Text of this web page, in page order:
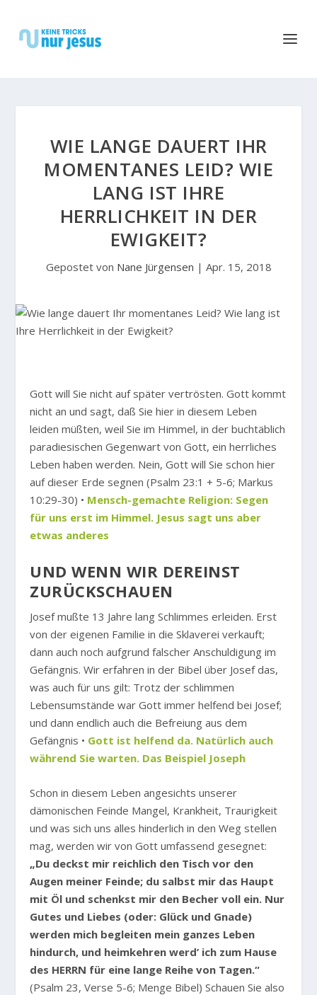
WIE LANGE DAUERT IHR
MOMENTANES LEID? WIE
LANG IST IHRE
HERRLICHKEIT IN DER
EWIGKEIT?
Gepostet von Nane Jürgensen | Apr. 15, 2018
Gott will Sie nicht auf später vertrösten. Gott kommt
nicht an und sagt, daß Sie hier in diesem Leben
leiden müßten, weil Sie im Himmel, in der buchtäblich
paradiesischen Gegenwart von Gott, ein herrliches
Leben haben werden. Nein, Gott will Sie schon hier
auf dieser Erde segnen (Psalm 23:1 + 5-6; Markus
10:29-30) • Mensch-gemachte Religion: Segen
für uns erst im Himmel. Jesus sagt uns aber
etwas anderes
UND WENN WIR DEREINST
ZURÜCKSCHAUEN
Josef mußte 13 Jahre lang Schlimmes erleiden. Erst
von der eigenen Familie in die Sklaverei verkauft;
dann auch noch aufgrund falscher Anschuldigung im
Gefängnis. Wir erfahren in der Bibel über Josef das,
was auch für uns gilt: Trotz der schlimmen
Lebensumstände war Gott immer helfend bei Josef;
und dann endlich auch die Befreiung aus dem
Gefängnis • Gott ist helfend da. Natürlich auch
während Sie warten. Das Beispiel Joseph
Schon in diesem Leben angesichts unserer
dämonischen Feinde Mangel, Krankheit, Traurigkeit
und was sich uns alles hinderlich in den Weg stellen
mag, werden wir von Gott umfassend gesegnet:
„Du deckst mir reichlich den Tisch vor den
Augen meiner Feinde; du salbst mir das Haupt
mit Öl und schenkst mir den Becher voll ein. Nur
Gutes und Liebes (oder: Glück und Gnade)
werden mich begleiten mein ganzes Leben
hindurch, und heimkehren werd’ ich zum Hause
des HERRN für eine lange Reihe von Tagen.“
(Psalm 23, Verse 5-6; Menge Bibel) Schauen Sie also